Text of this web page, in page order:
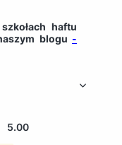
haftu
blogu -
5.00